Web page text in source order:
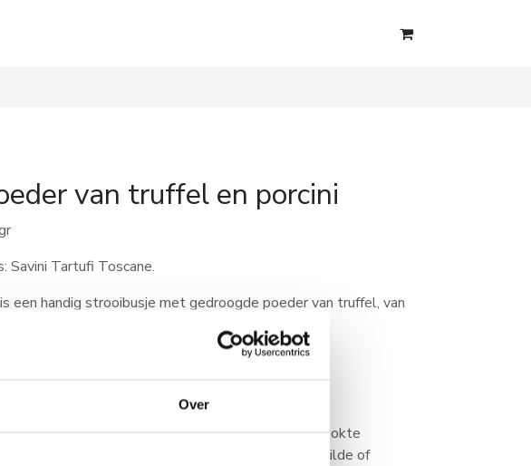
Over
van truffel en porcini
Savini Tartufi Toscane.
een handig strooibusje met gedroogde poeder van truffel, van
zacht-of hardgekookt eitje, op een omelet, op gekookte
op pasta truffel, op risotto truffel, op gegrilde of